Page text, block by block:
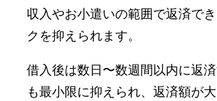
収入やお小遣いの範囲で返済で
クを抑えられます。
借入後は数日〜数週間以内に返
も最小限に抑えられ、返済額が